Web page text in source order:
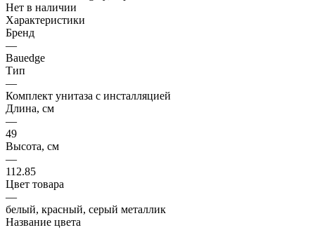
Нет в наличии
Характеристики
Бренд
—
Bauedge
Тип
—
Комплект унитаза c инсталляцией
Длина, см
—
49
Высота, см
—
112.85
Цвет товара
—
белый, красный, серый металлик
Название цвета